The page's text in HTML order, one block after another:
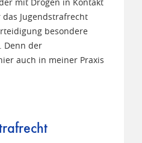
Jugendstrafrecht
besondere
Denn der
auch in meiner Praxis